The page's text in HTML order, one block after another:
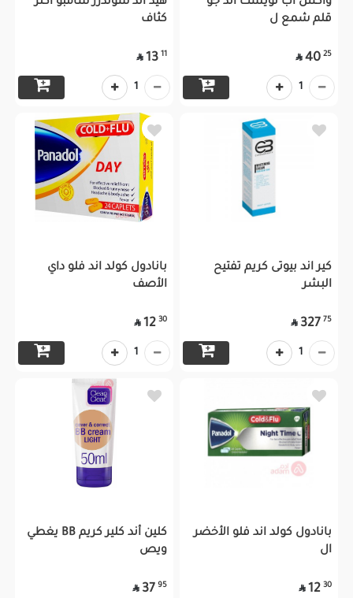
قلم شمع ل
25
40

1
كثاف
11
13

1
كير اند بيوتى كريم تفتيح
البشر
75
327

1
بانادول كولد اند فلو داي
الأصف
30
12

1
بانادول كولد اند فلو الأخضر
ال
30
12

كلين أند كلير كريم BB يغطي
ويص
95
37
